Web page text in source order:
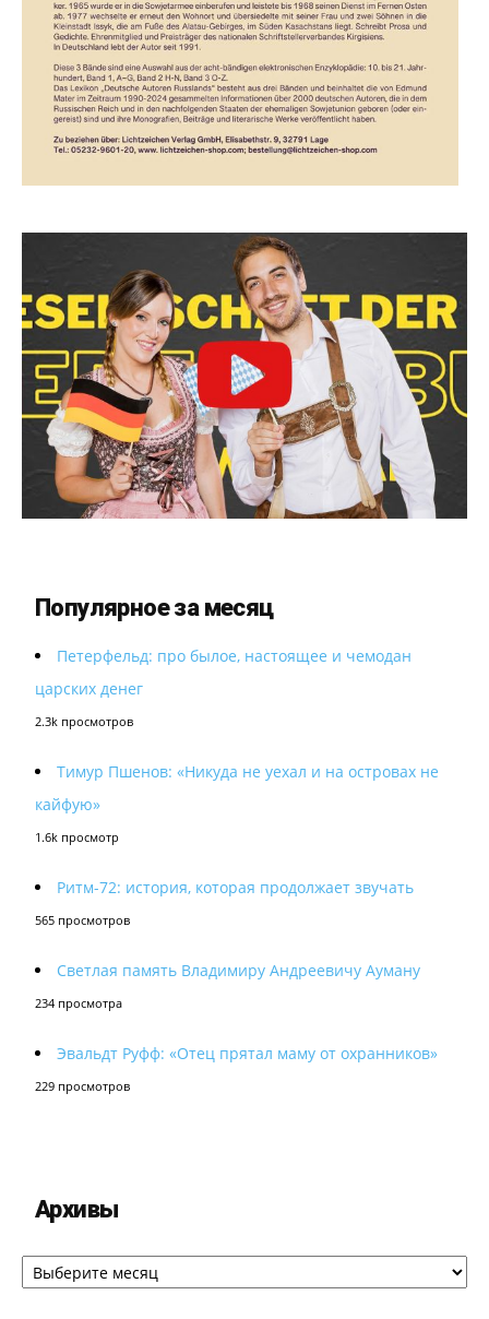
Популярное за месяц
Петерфельд: про былое, настоящее и чемодан
царских денег
2.3k просмотров
Тимур Пшенов: «Никуда не уехал и на островах не
кайфую»
1.6k просмотр
Ритм-72: история, которая продолжает звучать
565 просмотров
Светлая память Владимиру Андреевичу Ауману
234 просмотра
Эвальдт Руфф: «Отец прятал маму от охранников»
229 просмотров
Архивы
Архивы